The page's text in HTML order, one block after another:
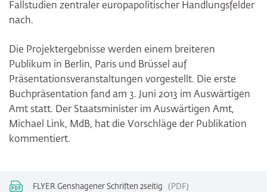
Fallstudien zentraler europapolitischer Handlungsfelder
nach.
Die Projektergebnisse werden einem breiteren
Publikum in Berlin, Paris und Brüssel auf
Präsentationsveranstaltungen vorgestellt. Die erste
Buchpräsentation fand am 3. Juni 2013 im Auswärtigen
Amt statt. Der Staatsminister im Auswärtigen Amt,
Michael Link, MdB, hat die Vorschläge der Publikation
kommentiert.
FLYER Genshagener Schriften 2seitig PDF